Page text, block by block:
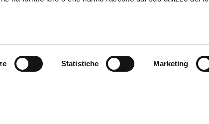
Statistiche Marketing